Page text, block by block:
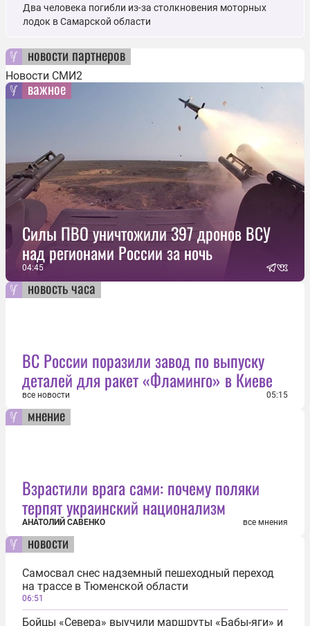
Два человека погибли из-за столкновения моторных
лодок в Самарской области
новости партнеров
Новости СМИ2
важное
Силы ПВО уничтожили 397 дронов ВСУ
над регионами России за ночь
04:45
новость часа
ВС России поразили завод по выпуску
деталей для ракет «Фламинго» в Киеве
все новости 05:15
мнение
Взрастили врага сами: почему поляки
терпят украинский национализм
АНАТОЛИЙ САВЕНКО все мнения
новости
Самосвал снес надземный пешеходный переход
на трассе в Тюменской области
06:51
Бойцы «Севера» выучили маршруты «Бабы-яги» и